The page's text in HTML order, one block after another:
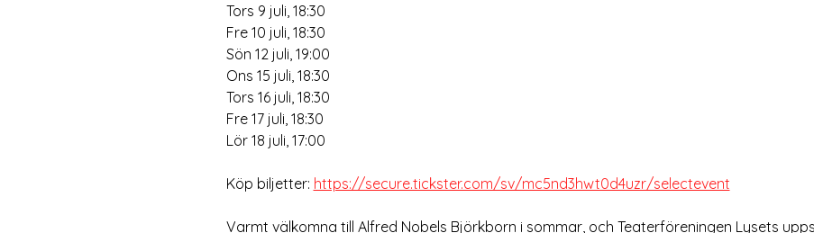
Tors 9 juli, 18:30
Fre 10 juli, 18:30
Sön 12 juli, 19:00
Ons 15 juli, 18:30
Tors 16 juli, 18:30
Fre 17 juli, 18:30
Lör 18 juli, 17:00
Köp biljetter: https://secure.tickster.com/sv/mc5nd3hwt0d4uzr/selectevent
Varmt välkomna till Alfred Nobels Björkborn i sommar, och Teaterföreningen Lysets